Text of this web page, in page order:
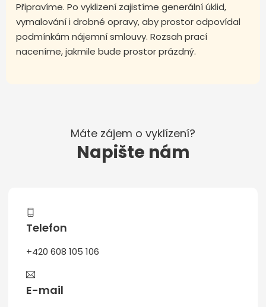
Připravíme. Po vyklizení zajistíme generální úklid,
vymalování i drobné opravy, aby prostor odpovídal
podmínkám nájemní smlouvy. Rozsah prací
naceníme, jakmile bude prostor prázdný.
Máte zájem o vyklízení?
Napište nám
Telefon
+420 608 105 106
E-mail